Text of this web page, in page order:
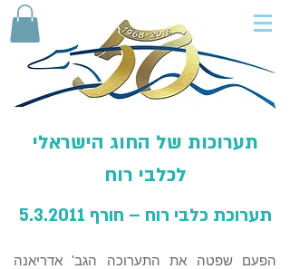
הפעם שפטה את התערוכה הגב' אדריאנה
תערוכות של החוג הישראלי
לכלבי רוח
תערוכת כלבי רוח – חורף 5.3.2011